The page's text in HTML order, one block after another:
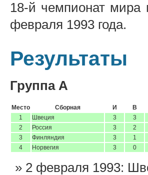
18-й чемпионат
февраля 1993 года.
Результаты
Группа A
Место Сборная И В
1
Швеция 3 3
2
Россия 3 2
3
Финляндия 3 1
4
Норвегия 3 0
2 февраля 1993: